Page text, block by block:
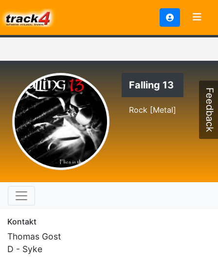
Falling 13
Rock [Metal]
Kontakt
Thomas Gost
D - Syke
Feedback